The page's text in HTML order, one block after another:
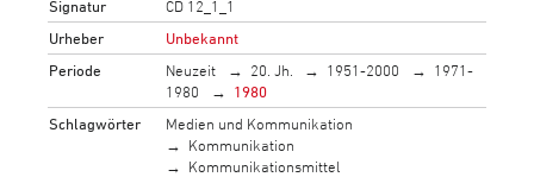
Signatur
CD 12_1_1
Urheber
Unbekannt
Periode
Neuzeit 20. Jh. 1951-2000
1971-
1980
1980
Schlagwörter
Medien und Kommunikation
Kommunikation
Kommunikationsmittel